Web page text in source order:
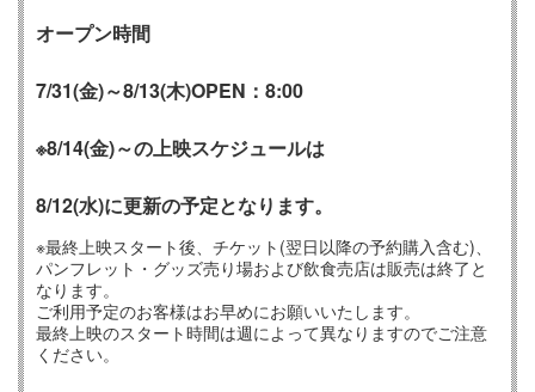
オープン時間
7/31(金)～8/13(木)OPEN：8:00
※8/14(金)～の上映スケジュールは
8/12(水)に更新の予定となります。
※最終上映スタート後、チケット(翌日以降の予約購入含む)、
パンフレット・グッズ売り場および飲食売店は販売は終了と
なります。
ご利用予定のお客様はお早めにお願いいたします。
最終上映のスタート時間は週によって異なりますのでご注意
ください。